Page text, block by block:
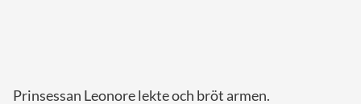
Prinsessan Leonore lekte och bröt armen.